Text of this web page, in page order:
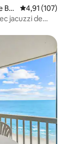
Be
Évaluation
4,91 (107)
jacuzzi de